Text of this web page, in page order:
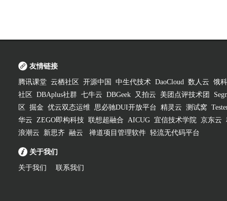
友情链接
腾讯课堂 云栖社区 开源中国 中生代技术 DaoCloud 数人云 饿
社区
DBAplus社群 七牛云 DBGeek 又拍云 美团点评技术团
区
掘金 优云双态运维 思必驰DUI开放平台 精灵云 测试窝
华云 ZEGO即构科技 联想超融合 AICUG 宜信技术学院 京东云
浪潮云
新思齐 融云 禅道项目管理软件 轻流无代码平台
关于我们
关于我们 联系我们